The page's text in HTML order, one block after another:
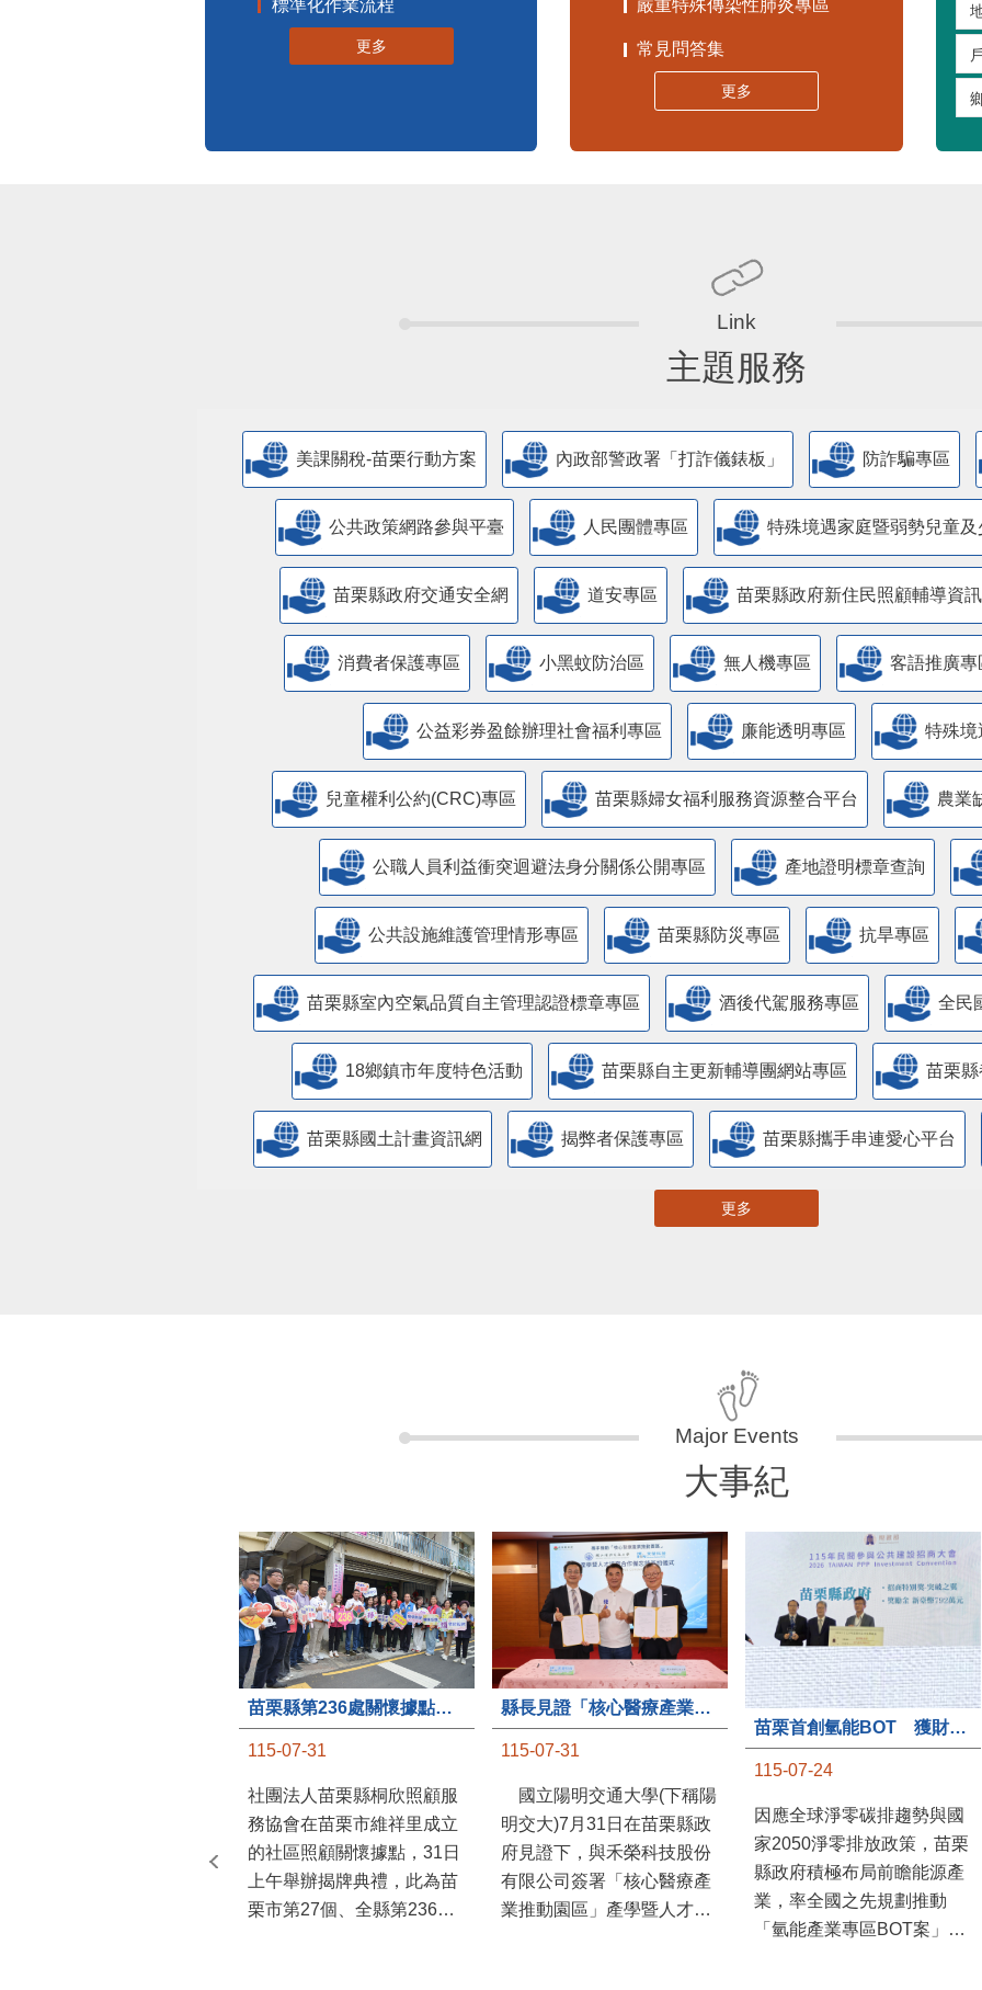
標準化作業流程
更多
嚴重特殊傳染性肺炎專區
常見問答集
更多
主題服務
美課關稅-苗栗行動方案 內政部警政署「打詐儀錶板」 防詐騙專區
公共政策網路參與平臺 人民團體專區 特殊境遇家庭暨弱勢兒童
苗栗縣政府交通安全網 道安專區 苗栗縣政府新住民照顧輔導資
消費者保護專區 小黑蚊防治區 無人機專區 客語推廣專
公益彩券盈餘辦理社會福利專區 廉能透明專區 特殊境
兒童權利公約(CRC)專區 苗栗縣婦女福利服務資源整合平台 農業
公職人員利益衝突迴避法身分關係公開專區 產地證明標章查詢
​公共設施維護管理情形專區 苗栗縣防災專區 抗旱專區
苗栗縣室內空氣品質自主管理認證標章專區 酒後代駕服務專區 全民
18鄉鎮市年度特色活動 苗栗縣自主更新輔導團網站專區 苗栗
苗栗縣國土計畫資訊網 揭弊者保護專區 苗栗縣攜手串連愛心平台
更多
大事紀
苗栗縣第236處關懷據點在苗栗市維祥里揭牌
115-07-31
社團法人苗栗縣桐欣照顧服
務協會在苗栗市維祥里成立
的社區照顧關懷據點，31日
上午舉辦揭牌典禮，此為苗
栗市第27個、全縣第236處
縣長見證「核心醫療產業推動園區」產學合作簽約儀式
115-07-31
國立陽明交通大學(下稱陽
明交大)7月31日在苗栗縣政
府見證下，與禾榮科技股份
有限公司簽署「核心醫療產
業推動園區」產學暨人才培
苗栗首創氫能BOT 獲財政部「突破之翼」肯定
115-07-24
因應全球淨零碳排趨勢與國
家2050淨零排放政策，苗栗
縣政府積極布局前瞻能源產
業，率全國之先規劃推動
「氫能產業專區BOT案」，